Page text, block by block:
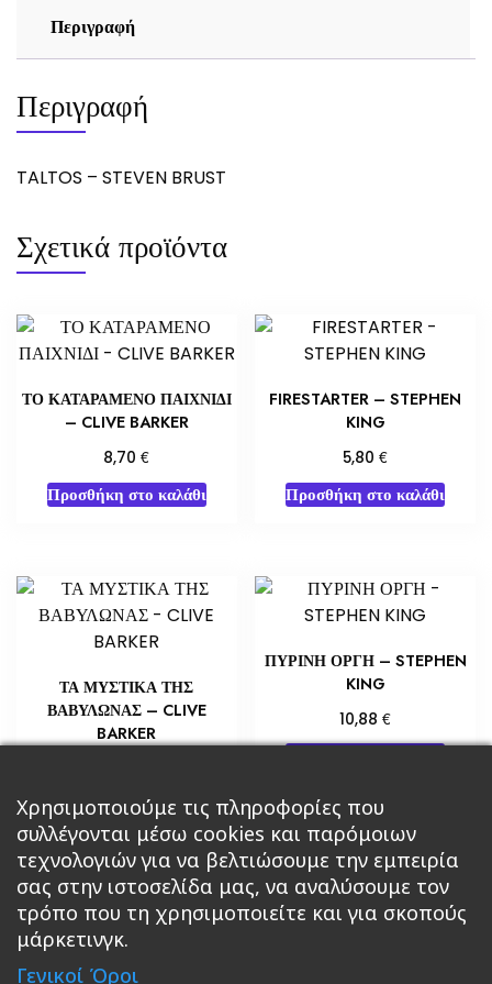
Περιγραφή
Περιγραφή
TALTOS – STEVEN BRUST
Σχετικά προϊόντα
ΤΟ ΚΑΤΑΡΑΜΕΝΟ ΠΑΙΧΝΙΔΙ
– CLIVE BARKER
8,70€
Προσθήκη στο καλάθι
FIRESTARTER – STEPHEN
KING
5,80€
Προσθήκη στο καλάθι
ΤΑ ΜΥΣΤΙΚΑ ΤΗΣ
ΒΑΒΥΛΩΝΑΣ – CLIVE
BARKER
Προσθήκη στο καλάθι
ΠΥΡΙΝΗ ΟΡΓΗ – STEPHEN
KING
10,88€
Κεντρική Βιβλία
Χρησιμοποιούμε τις πληροφορίες που
συλλέγονται μέσω cookies και παρόμοιων
τεχνολογιών για να βελτιώσουμε την εμπειρία
σας στην ιστοσελίδα μας, να αναλύσουμε τον
τρόπο που τη χρησιμοποιείτε και για σκοπούς
μάρκετινγκ.
Γενικοί Όροι